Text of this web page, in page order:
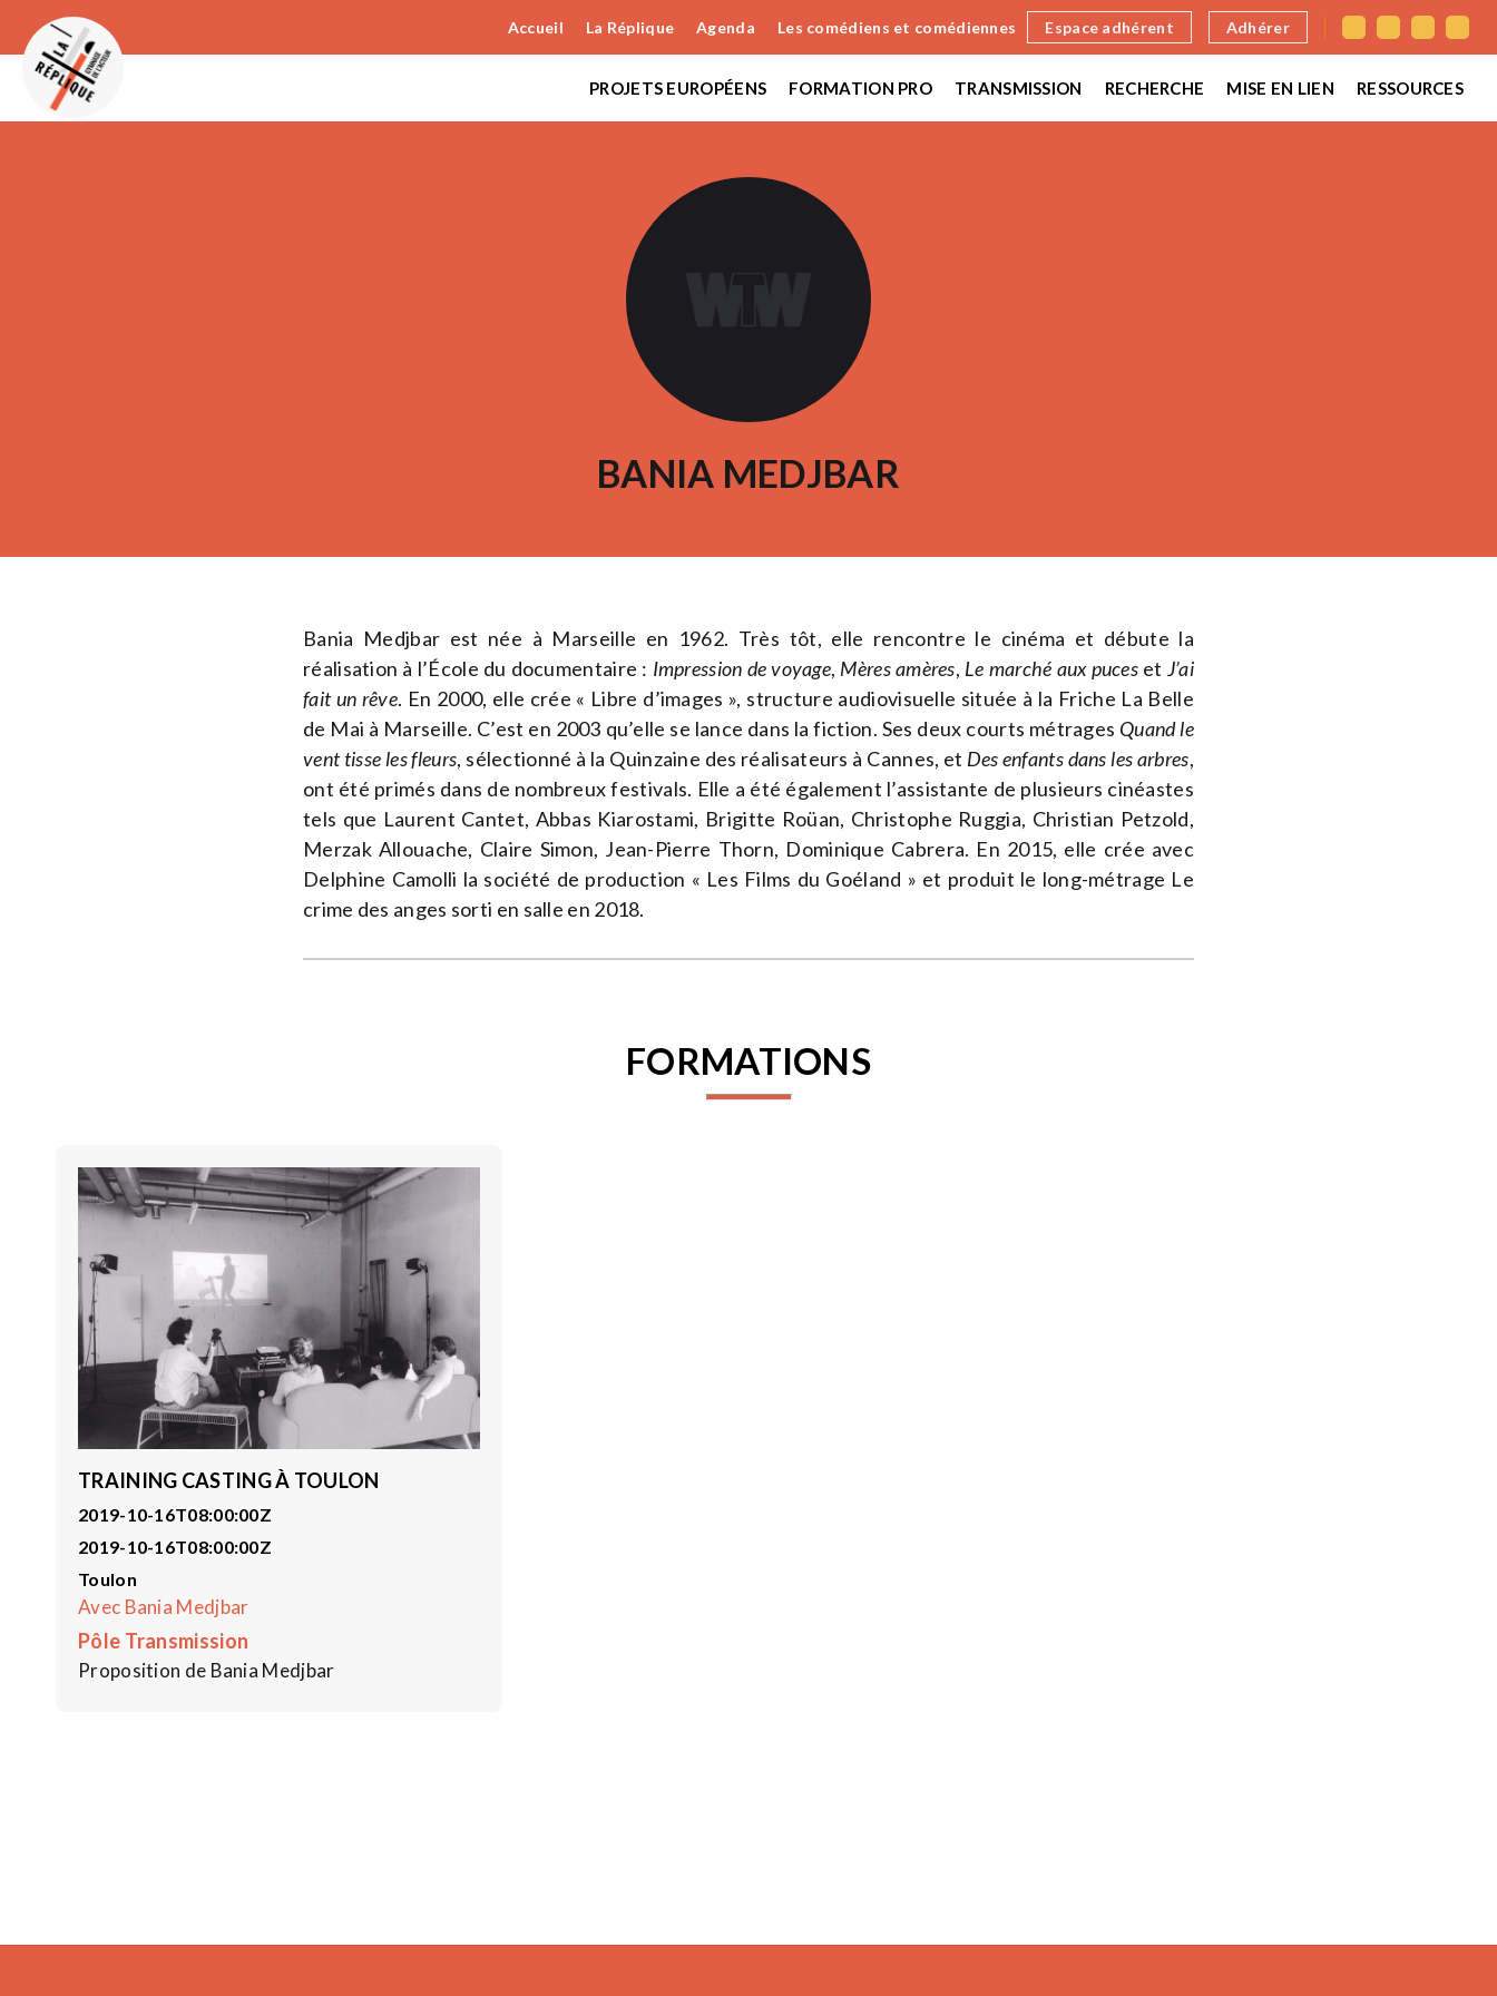
Accueil La Réplique Agenda Les comédiens et comédiennes Espace adhérent Adhérer
PROJETS EUROPÉENS FORMATION PRO TRANSMISSION RECHERCHE MISE EN LIEN RESSOURCES
BANIA MEDJBAR
Bania Medjbar est née à Marseille en 1962. Très tôt, elle rencontre le cinéma et débute la
réalisation à l’École du documentaire : Impression de voyage, Mères amères, Le marché aux puces et J’ai
fait un rêve. En 2000, elle crée « Libre d’images », structure audiovisuelle située à la Friche La Belle
de Mai à Marseille. C’est en 2003 qu’elle se lance dans la fiction. Ses deux courts métrages Quand le
vent tisse les fleurs, sélectionné à la Quinzaine des réalisateurs à Cannes, et Des enfants dans les arbres,
ont été primés dans de nombreux festivals. Elle a été également l’assistante de plusieurs cinéastes
tels que Laurent Cantet, Abbas Kiarostami, Brigitte Roüan, Christophe Ruggia, Christian Petzold,
Merzak Allouache, Claire Simon, Jean-Pierre Thorn, Dominique Cabrera. En 2015, elle crée avec
Delphine Camolli la société de production « Les Films du Goéland » et produit le long-métrage Le
crime des anges sorti en salle en 2018.
FORMATIONS
TRAINING CASTING À TOULON
2019-10-16T08:00:00Z
2019-10-16T08:00:00Z
Toulon
Avec Bania Medjbar
Pôle Transmission
Proposition de Bania Medjbar